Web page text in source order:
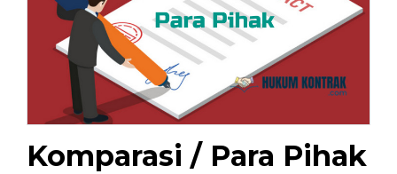
Komparasi / Para Pihak